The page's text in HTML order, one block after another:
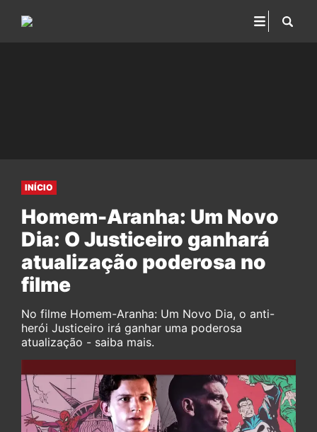
INÍCIO
Homem-Aranha: Um Novo
Dia: O Justiceiro ganhará
atualização poderosa no
filme
No filme Homem-Aranha: Um Novo Dia, o anti-
herói Justiceiro irá ganhar uma poderosa
atualização - saiba mais.